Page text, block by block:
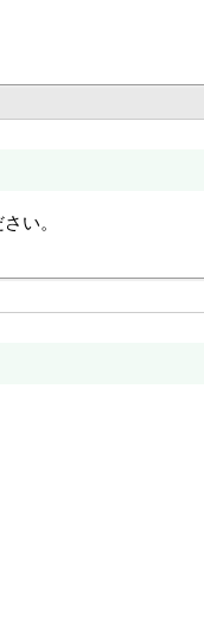
い。